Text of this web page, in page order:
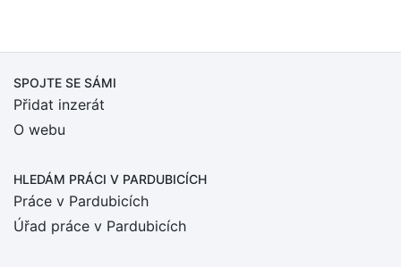
SPOJTE SE SÁMI
Přidat inzerát
O webu
HLEDÁM PRÁCI V PARDUBICÍCH
Práce v Pardubicích
Úřad práce v Pardubicích